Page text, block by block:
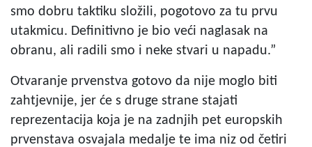
smo dobru taktiku složili, pogotovo za tu prvu
utakmicu. Definitivno je bio veći naglasak na
obranu, ali radili smo i neke stvari u napadu.”
Otvaranje prvenstva gotovo da nije moglo biti
zahtjevnije, jer će s druge strane stajati
reprezentacija koja je na zadnjih pet europskih
prvenstava osvajala medalje te ima niz od četiri